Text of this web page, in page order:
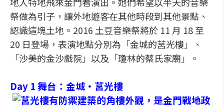
祭做為引子，讓外地遊客在其他時段到其他景點、
認識這塊土地。2016 土豆音樂祭將於 11 月 18 至
20 日登場，表演地點分別為「金城的莒光樓」、
「沙美的金沙戲院」以及「瓊林的蔡氏家廟」。
Day 1 舞台：金城・莒光樓